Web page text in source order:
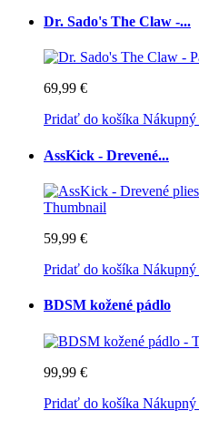
Dr. Sado's The Claw -...
69,99 €
Pridať do košíka
AssKick - Drevené...
59,99 €
Pridať do košíka
BDSM kožené pádlo
99,99 €
Pridať do košíka